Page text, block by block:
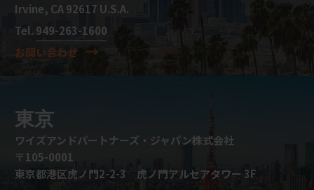
Irvine, CA 92617 U.S.A.
Tel. 949-263-1600
お問い合わせ
東京
ワイズアンドパートナーズ・ジャパン株式会社
〒105-0001
東京都港区虎ノ門2-2-3 虎ノ門アルセアタワー 3F